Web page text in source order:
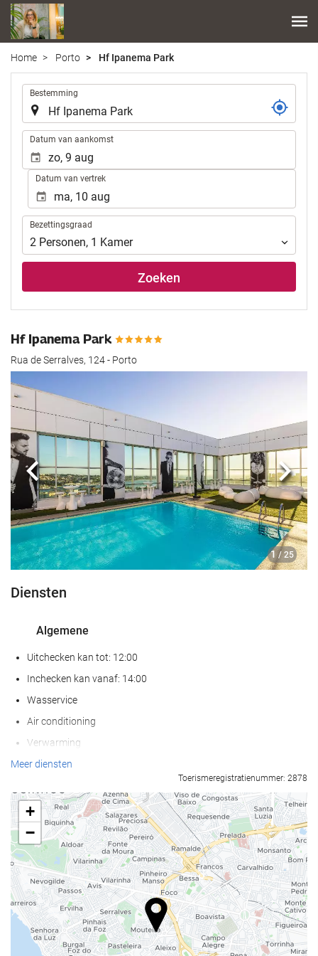
Home Porto Hf Ipanema Park
Bestemming
Datum van aankomst
Datum van vertrek
Bezettingsgraad
Bezettingsgraad
2 Personen, 1 Kamer
Zoeken
Hf Ipanema Park
Rua de Serralves, 124 - Porto
1 / 25
Vorige
Diensten
Algemene
Uitchecken kan tot: 12:00
Inchecken kan vanaf: 14:00
Wasservice
Air conditioning
Verwarming
Lift
Kamers voor niet rokers
Niet-roken in gehele accommodatie
Rookzone
Geluiddichte kamers
Huisdieren niet toegestaan
Zwembad
Meer diensten
Toerismeregistratienummer: 2878
+
−